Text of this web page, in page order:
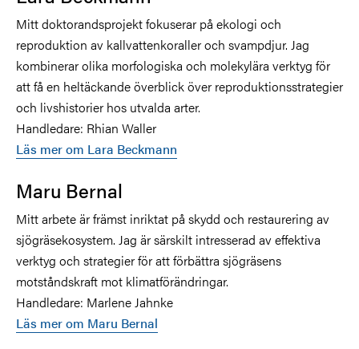
Mitt doktorandsprojekt fokuserar på ekologi och
reproduktion av kallvattenkoraller och svampdjur. Jag
kombinerar olika morfologiska och molekylära verktyg för
att få en heltäckande överblick över reproduktionsstrategier
och livshistorier hos utvalda arter.
Handledare: Rhian Waller
Läs mer om Lara Beckmann
Maru Bernal
Mitt arbete är främst inriktat på skydd och restaurering av
sjögräsekosystem. Jag är särskilt intresserad av effektiva
verktyg och strategier för att förbättra sjögräsens
motståndskraft mot klimatförändringar.
Handledare: Marlene Jahnke
Läs mer om Maru Bernal